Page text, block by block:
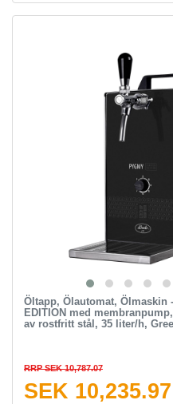
Öltapp, Ölautomat, Ölmaskin
EDITION med
av rostfritt stål, 35 liter/h,
RRP SEK 10,787.07
SEK